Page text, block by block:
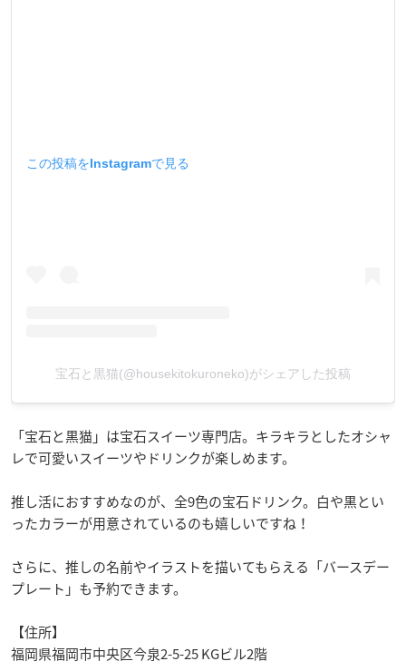
この投稿をInstagramで見る
宝石と黒猫(@housekitokuroneko)がシェアした投稿
「宝石と黒猫」は宝石スイーツ専門店。キラキラとしたオシャ
レで可愛いスイーツやドリンクが楽しめます。
推し活におすすめなのが、全9色の宝石ドリンク。白や黒とい
ったカラーが用意されているのも嬉しいですね！
さらに、推しの名前やイラストを描いてもらえる「バースデー
プレート」も予約できます。
【住所】
福岡県福岡市中央区今泉2-5-25 KGビル2階